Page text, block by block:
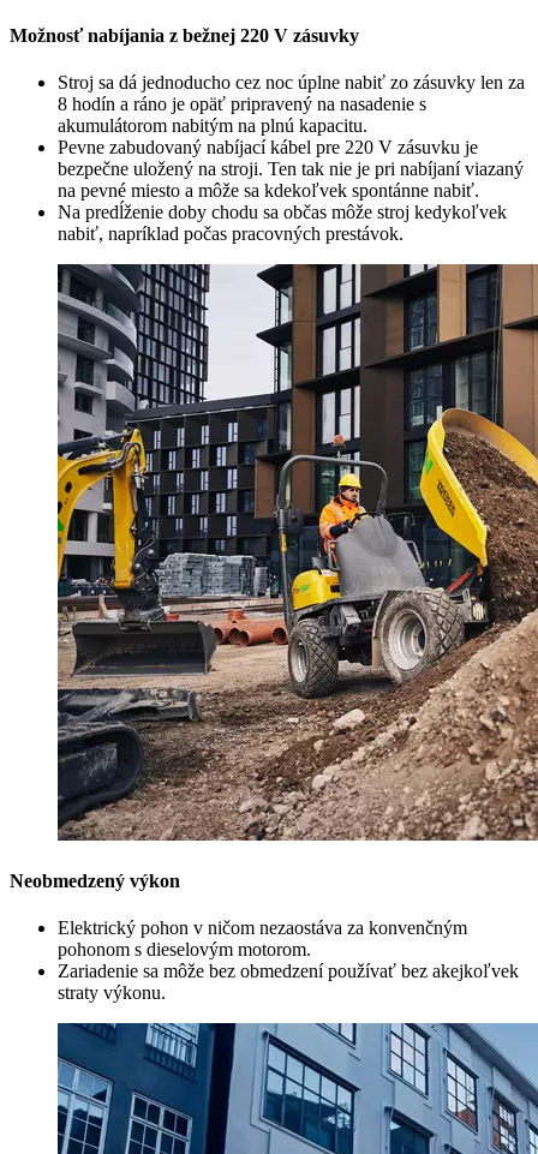
Možnosť nabíjania z bežnej 220 V zásuvky
Stroj sa dá jednoducho cez noc úplne nabiť zo zásuvky len za
8 hodín a ráno je opäť pripravený na nasadenie s
akumulátorom nabitým na plnú kapacitu.
Pevne zabudovaný nabíjací kábel pre 220 V zásuvku je
bezpečne uložený na stroji. Ten tak nie je pri nabíjaní viazaný
na pevné miesto a môže sa kdekoľvek spontánne nabiť.
Na predĺženie doby chodu sa občas môže stroj kedykoľvek
nabiť, napríklad počas pracovných prestávok.
Neobmedzený výkon
Elektrický pohon v ničom nezaostáva za konvenčným
pohonom s dieselovým motorom.
Zariadenie sa môže bez obmedzení používať bez akejkoľvek
straty výkonu.